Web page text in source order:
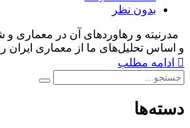
بدون نظر
مدرنیته و رهاوردهای آن در معماری و
و اساس تحلیل‌های ما‌ از معماری ایران
ادامه مطلب
دسته‌ها